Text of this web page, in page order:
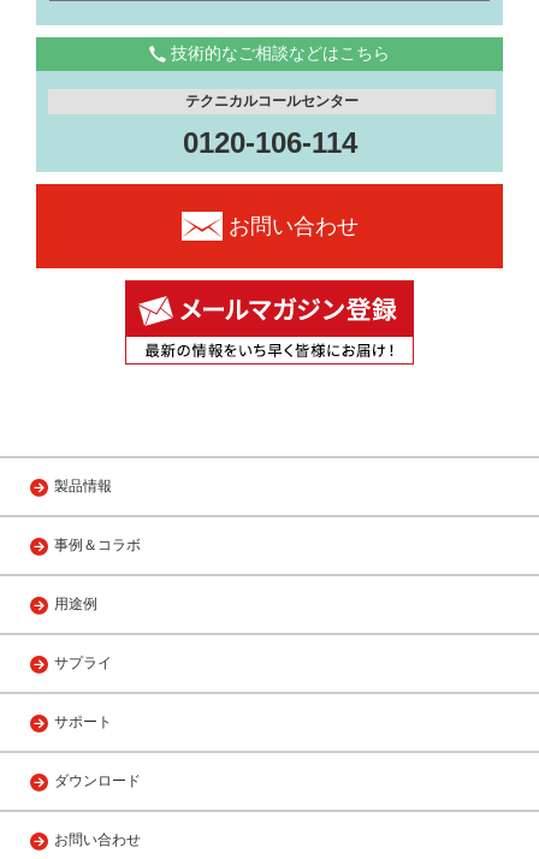
技術的なご相談などはこちら
テクニカルコールセンター
0120-106-114
お問い合わせ
製品情報
事例＆コラボ
用途例
サプライ
サポート
ダウンロード
お問い合わせ